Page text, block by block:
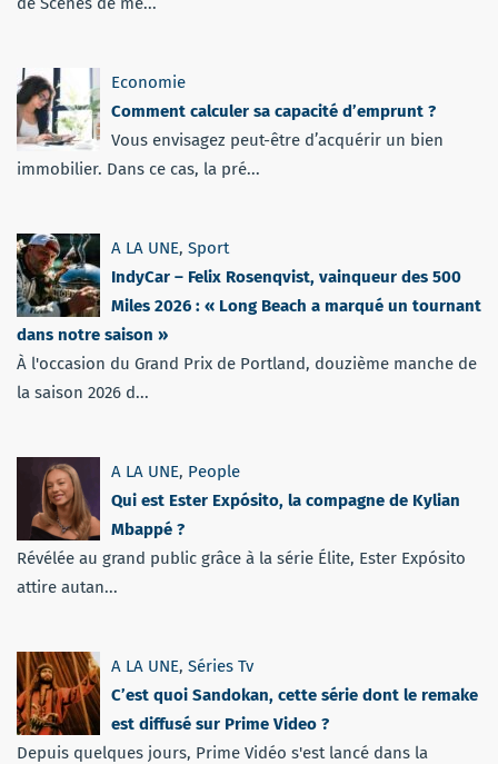
Economie
Comment calculer sa capacité d’emprunt ?
Vous envisagez peut-être d’acquérir un bien
immobilier. Dans ce cas, la pré...
A LA UNE, Sport
IndyCar – Felix Rosenqvist, vainqueur des 500
Miles 2026 : « Long Beach a marqué un tournant
dans notre saison »
À l'occasion du Grand Prix de Portland, douzième manche de
la saison 2026 d...
A LA UNE, People
Qui est Ester Expósito, la compagne de Kylian
Mbappé ?
Révélée au grand public grâce à la série Élite, Ester Expósito
attire autan...
A LA UNE, Séries Tv
C’est quoi Sandokan, cette série dont le remake
est diffusé sur Prime Video ?
Depuis quelques jours, Prime Vidéo s'est lancé dans la